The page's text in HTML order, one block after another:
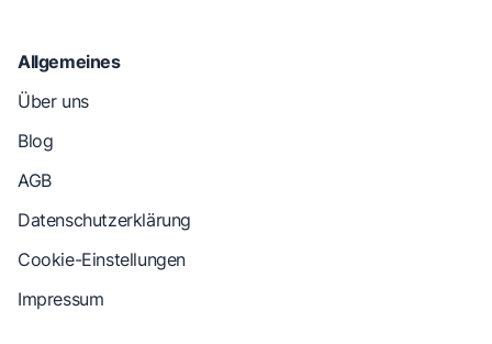
Allgemeines
Über uns
Blog
AGB
Datenschutzerklärung
Cookie-Einstellungen
Impressum